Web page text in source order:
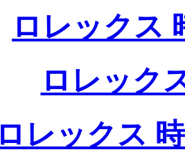
ロレックス
ロレック
ロレックス